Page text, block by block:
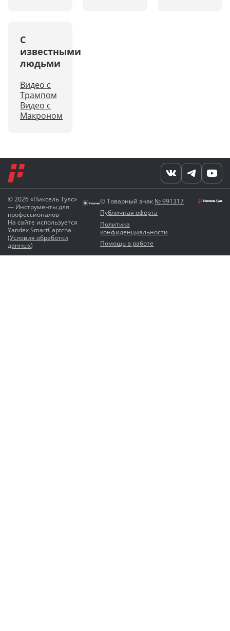
С
известными
людьми
Видео с
Трампом
Видео с
Макроном
© 2026 «Пиксель Тулс»
— Инструменты для
профессионалов
На сайте используется
Yandex SmartCaptcha
(Условия обработки
данных)
© Товарный знак № 991317
Публичная оферта
Политика
конфиденциальности
Помощь в работе